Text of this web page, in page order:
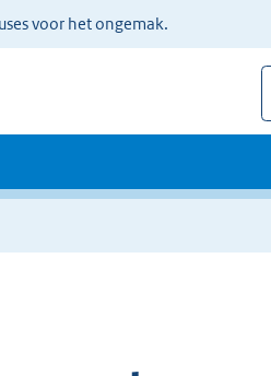
voor het ongemak.